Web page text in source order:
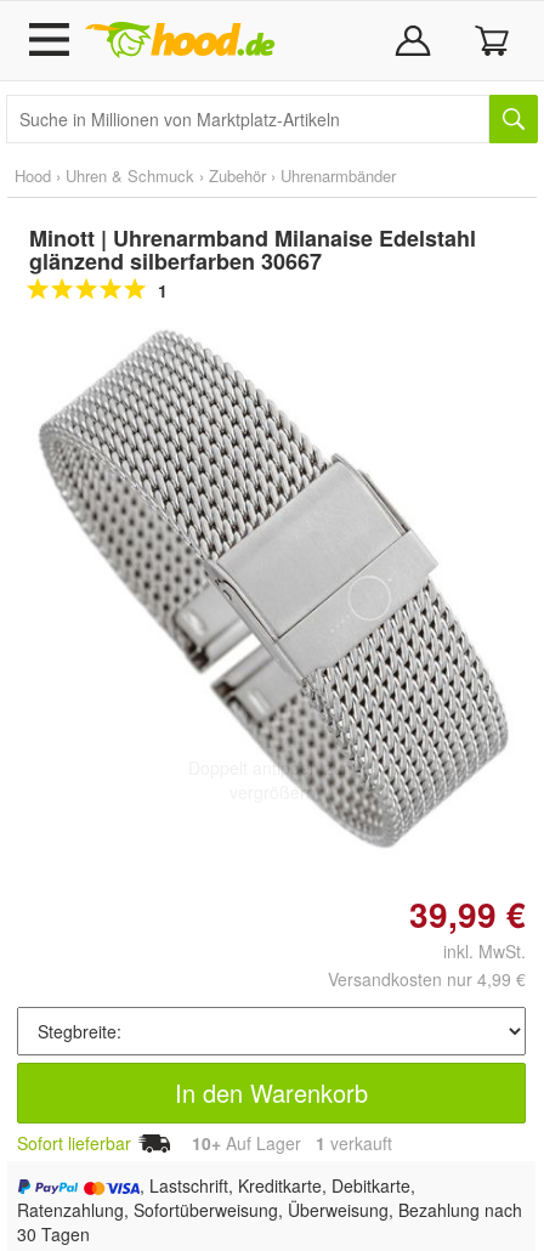
Hood › Uhren & Schmuck › Zubehör › Uhrenarmbänder
Minott | Uhrenarmband Milanaise Edelstahl
glänzend silberfarben 30667
1
Doppelt antippen zum
vergrößern
39,99 €
inkl. MwSt.
Versandkosten nur 4,99 €
In den Warenkorb
Sofort lieferbar 10+ Auf Lager 1 verkauft
, Lastschrift, Kreditkarte, Debitkarte,
Ratenzahlung, Sofortüberweisung, Überweisung, Bezahlung nach
30 Tagen